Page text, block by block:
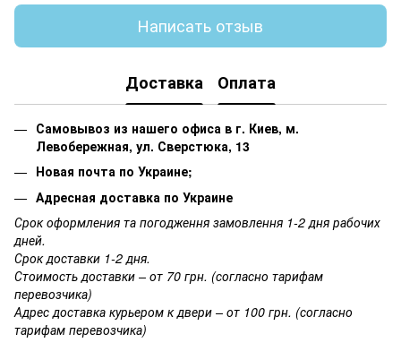
Написать отзыв
Доставка Оплата
Самовывоз из нашего офиса в г. Киев, м.
Левобережная, ул. Сверстюка, 13
Новая почта по Украине;
Адресная доставка по Украине
Срок оформления та погодження замовлення 1-2 дня рабочих
дней.
Срок доставки 1-2 дня.
Стоимость доставки – от 70 грн. (согласно тарифам
перевозчика)
Адрес доставка курьером к двери – от 100 грн. (согласно
тарифам перевозчика)